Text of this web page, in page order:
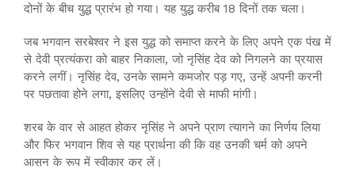
दोनों के बीच युद्ध प्रारंभ हो गया। यह युद्ध करीब 18 दिनों तक चला।
जब भगवान सरबेश्वर ने इस युद्ध को समाप्त करने के लिए अपने एक पंख में
से देवी प्रत्यंकरा को बाहर निकाला, जो नृसिंह देव को निगलने का प्रयास
करने लगीं। नृसिंह देव, उनके सामने कमजोर पड़ गए, उन्हें अपनी करनी
पर पछतावा होने लगा, इसलिए उन्होंने देवी से माफी मांगी।
शरब के वार से आहत होकर नृसिंह ने अपने प्राण त्यागने का निर्णय लिया
और फिर भगवान शिव से यह प्रार्थना की कि वह उनकी चर्म को अपने
आसन के रूप में स्वीकार कर लें।